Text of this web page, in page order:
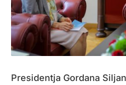
Presidentja Gordana